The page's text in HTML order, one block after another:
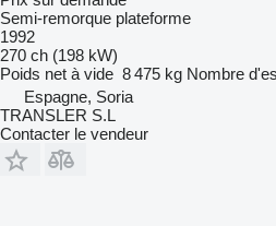
Semi-remorque plateforme
1992
270 ch (198 kW)
Poids net à vide 8 475 kg Nombre
Espagne, Soria
TRANSLER S.L
Contacter le vendeur